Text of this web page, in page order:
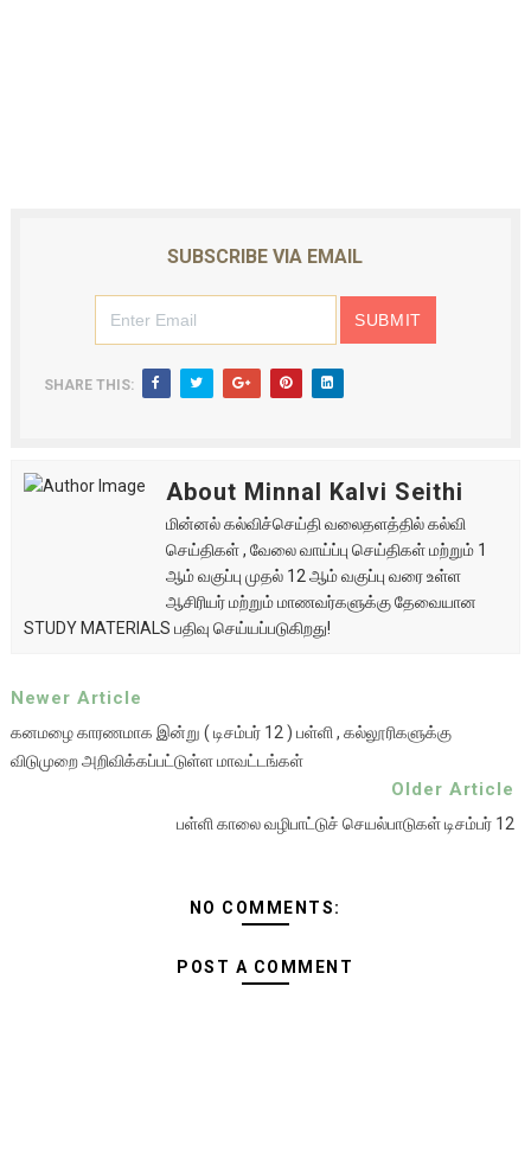
SUBSCRIBE VIA EMAIL
SHARE THIS:
About Minnal Kalvi Seithi
மின்னல் கல்விச்செய்தி வலைதளத்தில் கல்வி
செய்திகள் , வேலை வாய்ப்பு செய்திகள் மற்றும் 1
ஆம் வகுப்பு முதல் 12 ஆம் வகுப்பு வரை உள்ள
ஆசிரியர் மற்றும் மாணவர்களுக்கு தேவையான
STUDY MATERIALS பதிவு செய்யப்படுகிறது!
Newer Article
கனமழை காரணமாக இன்று ( டிசம்பர் 12 ) பள்ளி , கல்லூரிகளுக்கு
விடுமுறை அறிவிக்கப்பட்டுள்ள மாவட்டங்கள்
Older Article
பள்ளி காலை வழிபாட்டுச் செயல்பாடுகள் டிசம்பர் 12
NO COMMENTS:
POST A COMMENT